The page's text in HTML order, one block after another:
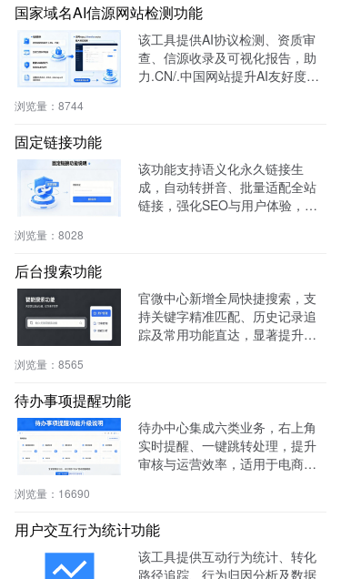
国家域名AI信源网站检测功能
该工具提供AI协议检测、资质审
查、信源收录及可视化报告，助
力.CN/.中国网站提升AI友好度与
浏览量： 8744
固定链接功能
该功能支持语义化永久链接生
成，自动转拼音、批量适配全站
链接，强化SEO与用户体验，兼
浏览量： 8028
后台搜索功能
官微中心新增全局快捷搜索，支
持关键字精准匹配、历史记录追
踪及常用功能直达，显著提升后
浏览量： 8565
待办事项提醒功能
待办中心集成六类业务，右上角
实时提醒、一键跳转处理，提升
审核与运营效率，适用于电商、
浏览量： 16690
用户交互行为统计功能
该工具提供互动行为统计、转化
路径追踪、行为归因分析及数据